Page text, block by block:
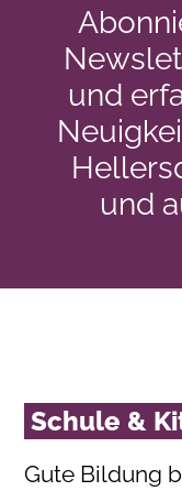
und
und
Schule &
Gute Bildung